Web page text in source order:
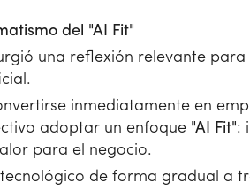
del "AI Fit"
una reflexión relevante
inmediatamente en
adoptar un enfoque "AI Fit":
para el negocio.
de forma gradual a